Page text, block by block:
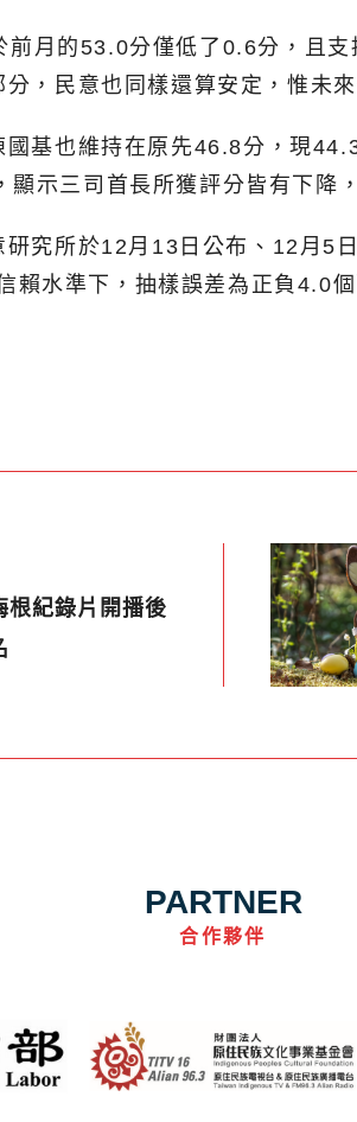
月的53.0分僅低了0.6分，且
，民意也同樣還算安定，惟未來
基也維持在原先46.8分，現
示三司首長所獲評分皆有下降
究所於12月13日公布、12月5
水準下，抽樣誤差為正負4.0個
根紀錄片開播後
PARTNER
合作夥伴